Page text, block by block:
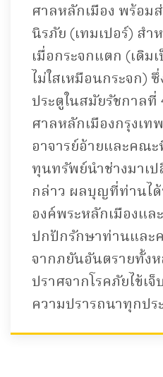
ศาลหลักเมือง พร้อม
นิรภัย (เทมเปอร์) สำ
เมื่อกระจกแตก (เดิม
ไม่ใสเหมือนกระจก)
ประตูในสมัยรัชกาลที่
ศาลหลักเมืองกรุงเ
อาจารย์อ้ายและคณ
ทุนทรัพย์นำช่างมาเ
กล่าว ผลบุญที่ท่านได้
องค์พระหลักเมืองแล
ปกปักรักษาท่านและ
จากภยันอันตรายทั้ง
ปราศจากโรคภัยไข้เ
ความปรารถนาทุกปร